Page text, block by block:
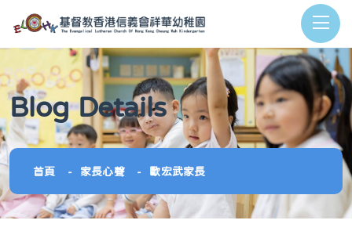
Blog Details
首頁 家長心聲 歐宏武家長